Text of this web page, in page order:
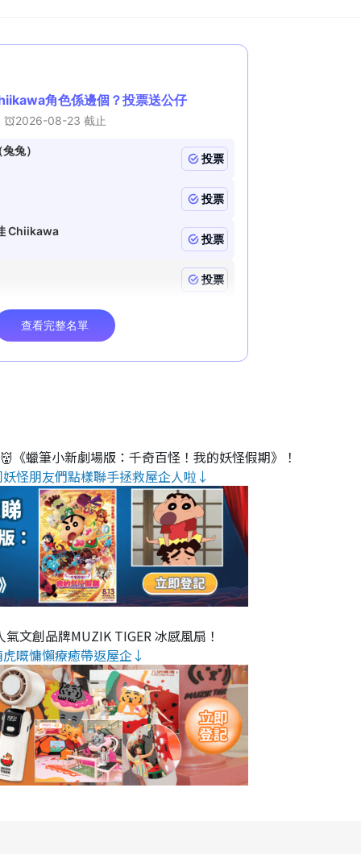
《蠟筆小新劇場版：千奇百怪！我的妖怪假期》！
怪朋友們點樣聯手拯救屋企人啦↓
文創品牌MUZIK TIGER 冰感風扇！
嘅慵懶療癒帶返屋企↓